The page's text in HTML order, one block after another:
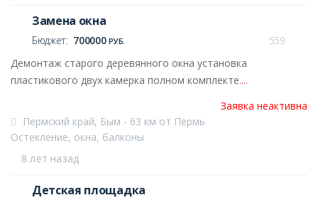
Замена окна
Бюджет: 700000РУБ.
559
Демонтаж старого деревянного окна установка
пластикового двух камерка полном комплекте....
Заявка неактивна
8 лет назад
Пермский край, Бым - 63 км от Пермь
Остекление, окна, балконы
Детская площадка